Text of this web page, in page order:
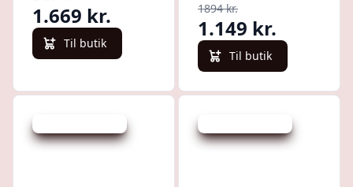
1.669 kr.
Til butik
1894 kr.
1.149 kr.
Til butik